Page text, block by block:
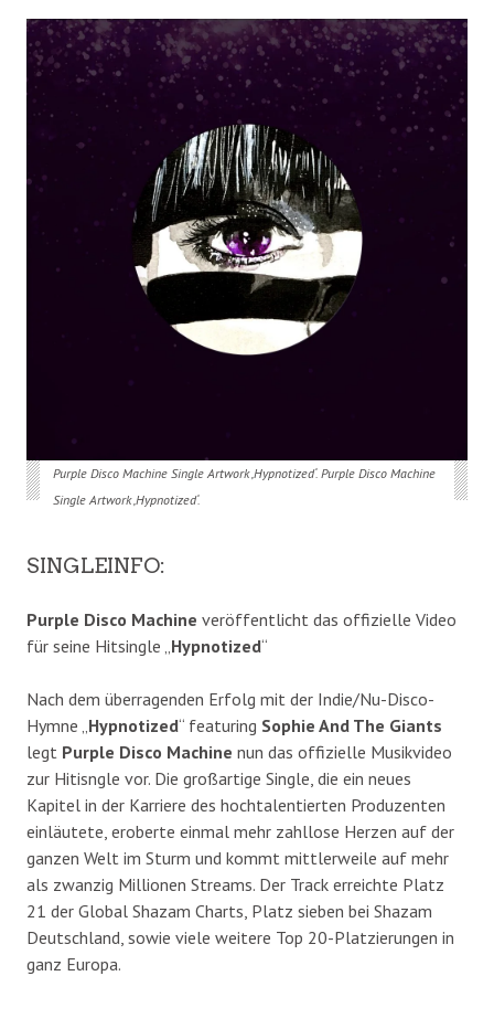
Purple Disco Machine Single Artwork ‚Hypnotized‘. Purple Disco Machine
Single Artwork ‚Hypnotized‘.
SINGLEINFO:
Purple Disco Machine veröffentlicht das offizielle Video
für seine Hitsingle „ Hypnotized“
Nach dem überragenden Erfolg mit der Indie/Nu-Disco-
Hymne „ Hypnotized“ featuring Sophie And The Giants
legt Purple Disco Machine nun das offizielle Musikvideo
zur Hitisngle vor. Die großartige Single, die ein neues
Kapitel in der Karriere des hochtalentierten Produzenten
einläutete, eroberte einmal mehr zahllose Herzen auf der
ganzen Welt im Sturm und kommt mittlerweile auf mehr
als zwanzig Millionen Streams. Der Track erreichte Platz
21 der Global Shazam Charts, Platz sieben bei Shazam
Deutschland, sowie viele weitere Top 20-Platzierungen in
ganz Europa.